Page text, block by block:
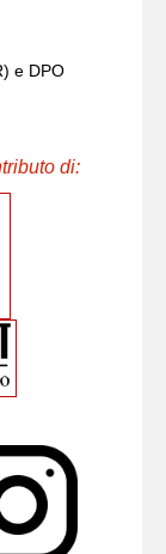
e DPO
di: